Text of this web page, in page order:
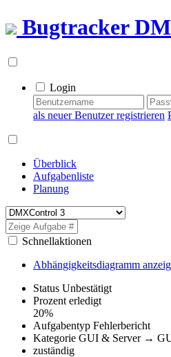
Bugtracker
Login
als neuer Benutzer registrieren
Überblick
Aufgabenliste
Planung
Schnellaktionen
Abhängigkeitsdiagramm
Status Unbestätigt
Prozent erledigt
20%
Aufgabentyp Fehlerbericht
Kategorie GUI & Server →
zuständig